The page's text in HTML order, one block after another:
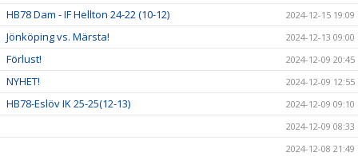
HB78 Dam - IF Hellton 24-22 (10-12) 2024-12-15 19:09
Jönköping vs. Märsta! 2024-12-13 09:00
Förlust! 2024-12-09 20:45
NYHET! 2024-12-09 12:55
HB78-Eslöv IK 25-25(12-13)
2024-12-09 09:10
2024-12-09 08:33
2024-12-08 21:49